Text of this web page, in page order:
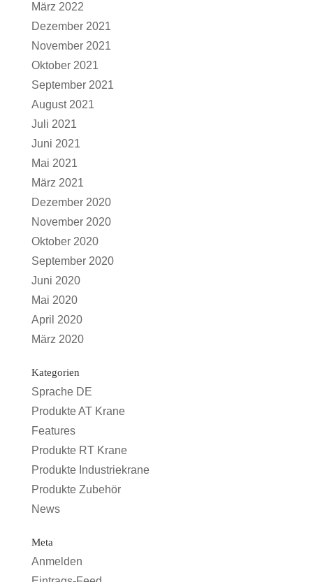
März 2022
Dezember 2021
November 2021
Oktober 2021
September 2021
August 2021
Juli 2021
Juni 2021
Mai 2021
März 2021
Dezember 2020
November 2020
Oktober 2020
September 2020
Juni 2020
Mai 2020
April 2020
März 2020
Kategorien
Sprache DE
Produkte AT Krane
Features
Produkte RT Krane
Produkte Industriekrane
Produkte Zubehör
News
Meta
Anmelden